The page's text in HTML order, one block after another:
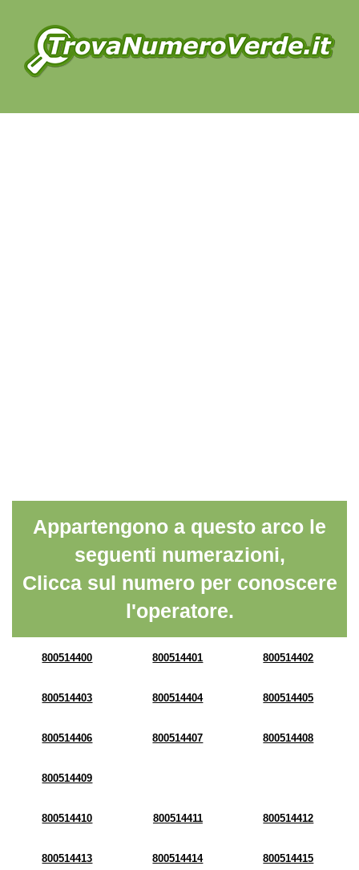
Appartengono a questo arco le
seguenti numerazioni,
Clicca sul numero per conoscere
l'operatore.
800514400 800514401 800514402
800514403 800514404 800514405
800514406 800514407 800514408
800514409
800514410 800514411 800514412
800514413 800514414 800514415